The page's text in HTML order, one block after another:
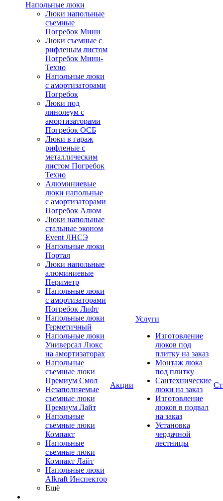
Напольные люки
Люки напольные
съемные
Погребок Мини
Люки съемные с
рифленым листом
Погребок Мини-
Техно
Напольные люки
с амортизаторами
Погребок
Люки под
линолеум с
амортизаторами
Погребок ОСБ
Люки в гараж
рифленые с
металлическим
листом Погребок
Техно
Алюминиевые
люки напольные
с амортизаторами
Погребок Алюм
Люки напольные
стальные эконом
Event ЛНСЭ
Напольные люки
Портал
Люки напольные
алюминиевые
Периметр
Напольные люки
с амортизаторами
Погребок Лифт
Напольные люки
Герметичный
Напольные люки
Универсал Люкс
на амортизаторах
Напольные
съемные люки
Премиум Смол
Незаполняемые
съемные люки
Премиум Лайт
Напольные
съемные люки
Компакт
Напольные
съемные люки
Компакт Лайт
Напольные люки
Alkraft Инспектор
Ещё
Акции
Услуги
Изготовление
люков под
плитку на заказ
Монтаж люка
под плитку
Сантехнические
люки на заказ
Изготовление
люков в подвал
на заказ
Установка
чердачной
лестницы